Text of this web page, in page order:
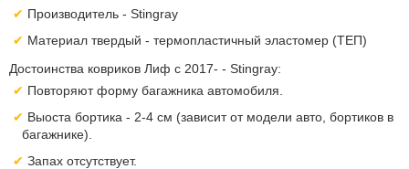
Производитель - Stingray
Материал твердый - термопластичный эластомер (ТЕП)
Достоинства ковриков Лиф с 2017- - Stingray:
Повторяют форму багажника автомобиля.
Выоста бортика - 2-4 см (зависит от модели авто, бортиков в
багажнике).
Запах отсутствует.